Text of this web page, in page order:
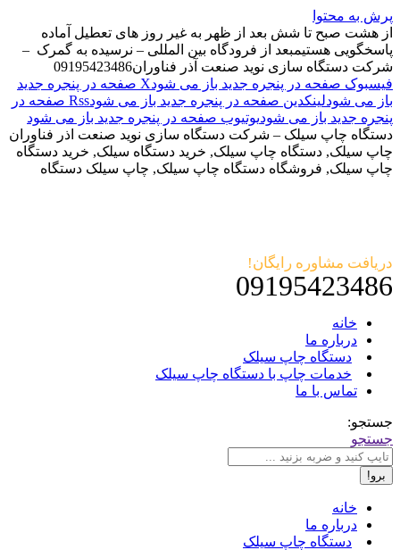
پرش به محتوا
از هشت صبح تا شش بعد از ظهر به غیر روز های تعطیل آماده
پاسخگویی هستیمبعد از فرودگاه بین المللی – نرسیده به گمرک –
شرکت دستگاه سازی نوید صنعت آذر فناوران09195423486
فیسبوک صفحه در پنجره جدید باز می شود
X صفحه در پنجره جدید
باز می شودلینکدین صفحه در پنجره جدید باز می شود
Rss صفحه در
پنجره جدید باز می شودیوتیوب صفحه در پنجره جدید باز می شود
دستگاه چاپ سیلک – شرکت دستگاه سازی نوید صنعت اذر فناوران
چاپ سیلک, دستگاه چاپ سیلک, خرید دستگاه سیلک, خرید دستگاه
چاپ سیلک, فروشگاه دستگاه چاپ سیلک, چاپ سیلک دستگاه
دریافت مشاوره رایگان!
09195423486
خانه
درباره ما
دستگاه چاپ سیلک
خدمات چاپ با دستگاه چاپ سیلک
تماس با ما
جستجو:
جستجو
خانه
درباره ما
دستگاه چاپ سیلک